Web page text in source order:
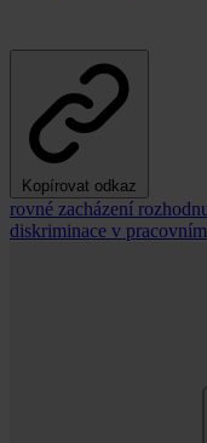
Kopírovat odkaz
rovné zacházení
diskriminace v